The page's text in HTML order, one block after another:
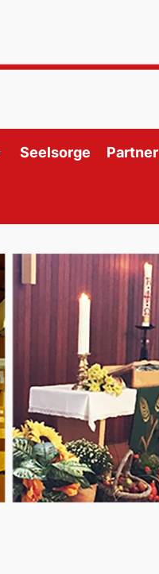
Seelsorge Partner